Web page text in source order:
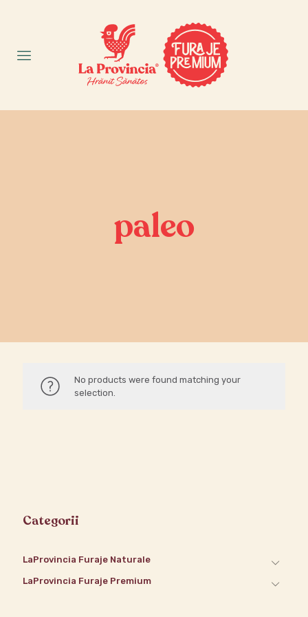
paleo
No products were found matching your
selection.
Categorii
LaProvincia Furaje Naturale
LaProvincia Furaje Premium